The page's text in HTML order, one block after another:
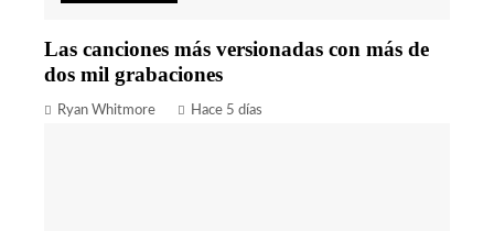
Las canciones más versionadas con más de
dos mil grabaciones
Ryan Whitmore Hace 5 días